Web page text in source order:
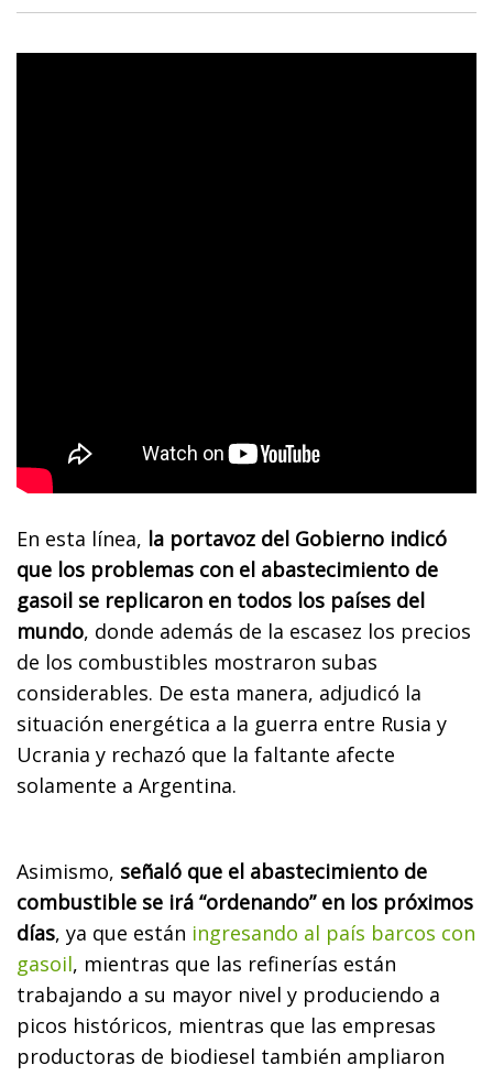
En esta línea, la portavoz del Gobierno indicó
que los problemas con el abastecimiento de
gasoil se replicaron en todos los países del
mundo, donde además de la escasez los precios
de los combustibles mostraron subas
considerables. De esta manera, adjudicó la
situación energética a la guerra entre Rusia y
Ucrania y rechazó que la faltante afecte
solamente a Argentina.
Asimismo, señaló que el abastecimiento de
combustible se irá “ordenando” en los próximos
días, ya que están ingresando al país barcos con
gasoil, mientras que las refinerías están
trabajando a su mayor nivel y produciendo a
picos históricos, mientras que las empresas
productoras de biodiesel también ampliaron